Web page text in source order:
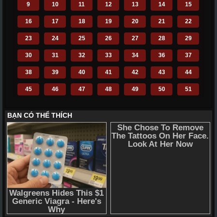
9 10 11 12 13 14 15
16 17 18 19 20 21 22
23 24 25 26 27 28 29
30 31 32 33 34 36 37
38 39 40 41 42 43 44
45 46 47 48 49 50 51
59 60 61 62 63 64 65
66 67 68 69 70 71 72
110 111 112 113
117 118 119 120
124 125 126
132